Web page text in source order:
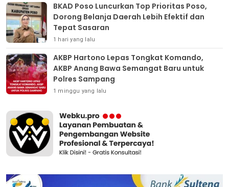
BKAD Poso Luncurkan Top Prioritas Poso,
Dorong Belanja Daerah Lebih Efektif dan
Tepat Sasaran
1 hari yang lalu
AKBP Hartono Lepas Tongkat Komando,
AKBP Anang Bawa Semangat Baru untuk
Polres Sampang
1 minggu yang lalu